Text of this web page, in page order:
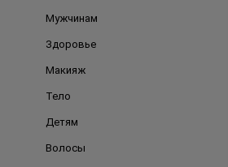
Мужчинам
Здоровье
Макияж
Тело
Детям
Волосы